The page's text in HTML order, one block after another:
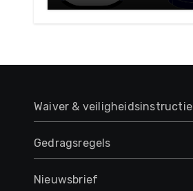
Waiver & veiligheidsinstructie
Gedragsregels
Nieuwsbrief